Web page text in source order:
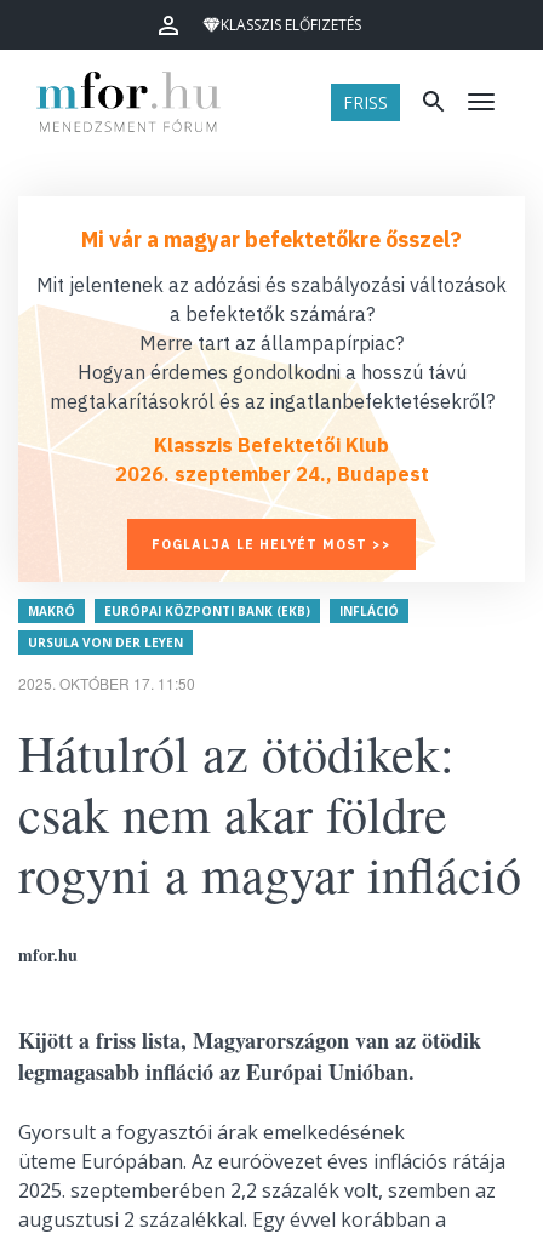
KLASSZIS ELŐFIZETÉS
FRISS Menü
Mi vár a magyar befektetőkre ősszel?
Mit jelentenek az adózási és szabályozási változások
a befektetők számára?
Merre tart az állampapírpiac?
Hogyan érdemes gondolkodni a hosszú távú
megtakarításokról és az ingatlanbefektetésekről?
Klasszis Befektetői Klub
2026. szeptember 24., Budapest
FOGLALJA LE HELYÉT MOST >>
MAKRÓ EURÓPAI KÖZPONTI BANK (EKB)
INFLÁCIÓ
URSULA VON DER LEYEN
2025. OKTÓBER 17. 11:50
Hátulról az ötödikek:
csak nem akar földre
rogyni a magyar infláció
mfor.hu
Kijött a friss lista, Magyarországon van az ötödik
legmagasabb infláció az Európai Unióban.
Gyorsult a fogyasztói árak emelkedésének
üteme Európában. Az euróövezet éves inflációs rátája
2025. szeptemberében 2,2 százalék volt, szemben az
augusztusi 2 százalékkal. Egy évvel korábban a